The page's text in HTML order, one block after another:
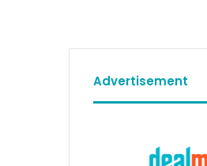
Advertisement